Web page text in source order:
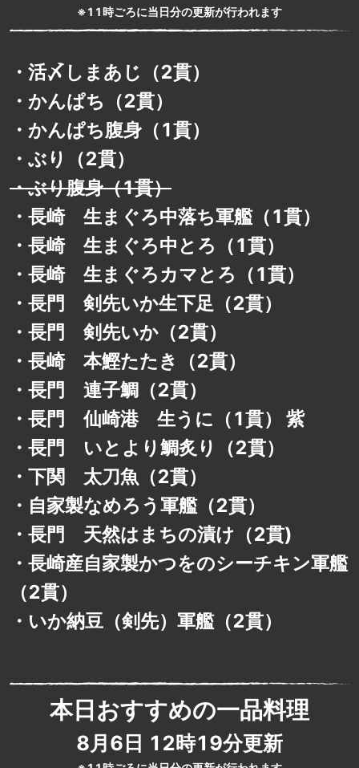
※11時ごろに当日分の更新が行われます
・ 活〆しまあじ（2貫）
・ かんぱち（2貫）
・ かんぱち腹身（1貫）
・ ぶり（2貫）
・ぶり腹身（1貫）
・ 長崎 生まぐろ中落ち軍艦（1貫）
・ 長崎 生まぐろ中とろ（1貫）
・ 長崎 生まぐろカマとろ（1貫）
・ 長門 剣先いか生下足（2貫）
・ 長門 剣先いか（2貫）
・ 長崎 本鰹たたき（2貫）
・ 長門 連子鯛（2貫）
・ 長門 仙崎港 生うに（1貫） 紫
・ 長門 いとより鯛炙り（2貫）
・ 下関 太刀魚（2貫）
・ 自家製なめろう軍艦（2貫）
・ 長門 天然はまちの漬け（2貫)
・ 長崎産自家製かつをのシーチキン軍艦
（2貫）
・ いか納豆（剣先）軍艦（2貫）
本日おすすめの一品料理
8月6日 12時19分更新